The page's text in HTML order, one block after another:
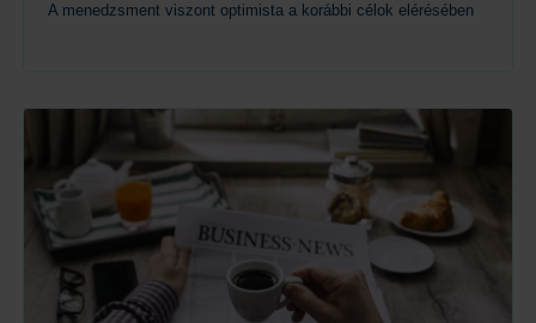
A menedzsment viszont optimista a korábbi célok elérésében